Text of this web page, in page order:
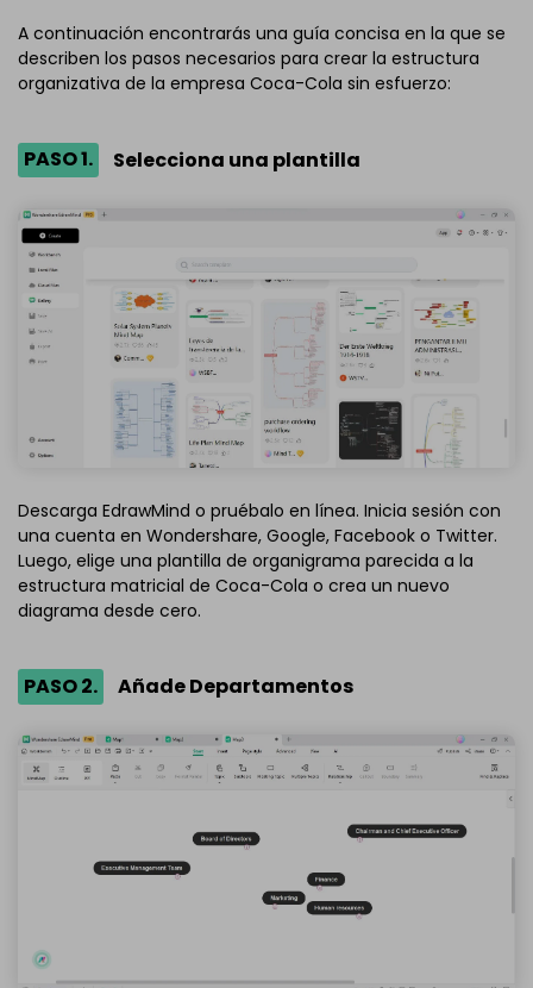
A continuación encontrarás una guía concisa en la que se
describen los pasos necesarios para crear la estructura
organizativa de la empresa Coca-Cola sin esfuerzo:
PASO 1. Selecciona una plantilla
Descarga EdrawMind o pruébalo en línea. Inicia sesión con
una cuenta en Wondershare, Google, Facebook o Twitter.
Luego, elige una plantilla de organigrama parecida a la
estructura matricial de Coca-Cola o crea un nuevo
diagrama desde cero.
PASO 2. Añade Departamentos